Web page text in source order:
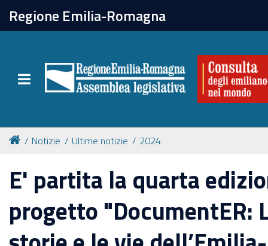
Regione Emilia-Romagna
Toggle navigation
chiudi
Attività
Per chi vive all'estero
Newsletter
Notizie Ultime notizie 2024
E' partita la quarta
progetto "DocumentER: